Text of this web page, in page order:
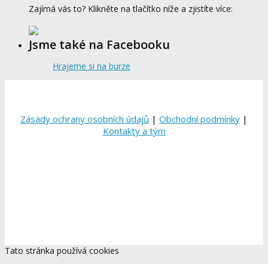
Zajímá vás to? Klikněte na tlačítko níže a zjistíte více:
Jsme také na Facebooku
Hrajeme si na burze
Zásady ochrany osobních údajů | Obchodní podmínky |
Kontakty a tým
Tato stránka používá cookies